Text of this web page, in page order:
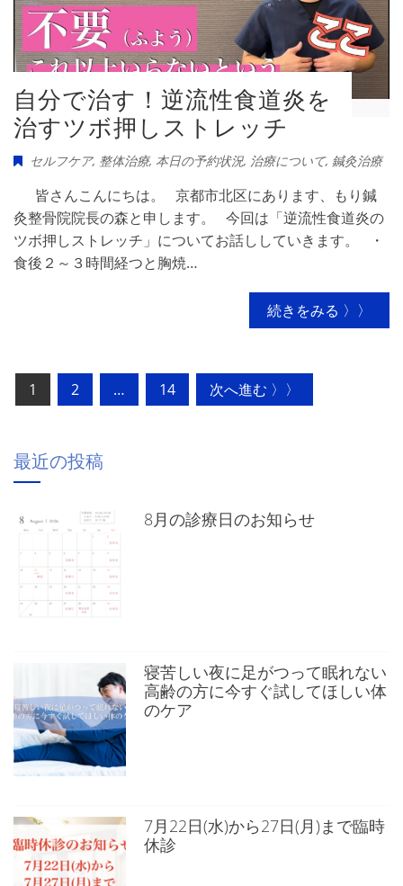
自分で治す！逆流性食道炎を
治すツボ押しストレッチ
セルフケア, 整体治療, 本日の予約状況, 治療について, 鍼灸治療
皆さんこんにちは。 京都市北区にあります、もり鍼
灸整骨院院長の森と申します。 今回は「逆流性食道炎の
ツボ押しストレッチ」についてお話ししていきます。 ・
食後２～３時間経つと胸焼…
続きをみる 〉〉
投
稿
ペ
ジ
送
り
1 2 … 14 次へ進む 〉〉
最近の投稿
8月の診療日のお知らせ
寝苦しい夜に足がつって眠れない
高齢の方に今すぐ試してほしい体
のケア
7月22日(水)から27日(月)まで臨時
休診